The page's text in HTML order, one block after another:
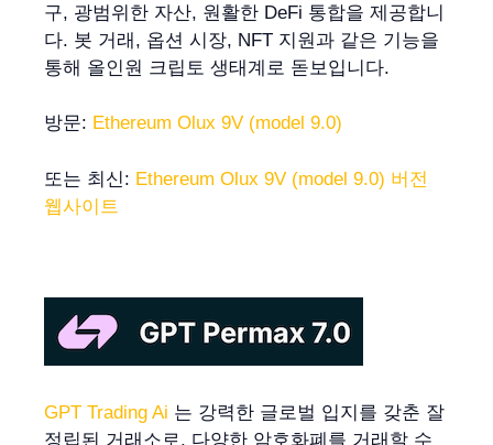
구, 광범위한 자산, 원활한 DeFi 통합을 제공합니
다. 봇 거래, 옵션 시장, NFT 지원과 같은 기능을
통해 올인원 크립토 생태계로 돋보입니다.
방문: Ethereum Olux 9V (model 9.0)
또는 최신: Ethereum Olux 9V (model 9.0) 버전
웹사이트
GPT Trading Ai 는 강력한 글로벌 입지를 갖춘 잘
정립된 거래소로, 다양한 암호화폐를 거래할 수